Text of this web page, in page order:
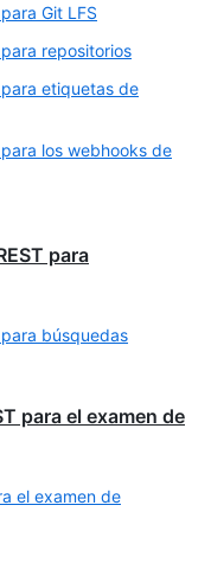
Git LFS
repositorios
etiquetas de
los webhooks de
para
búsquedas
para el examen de
el examen de